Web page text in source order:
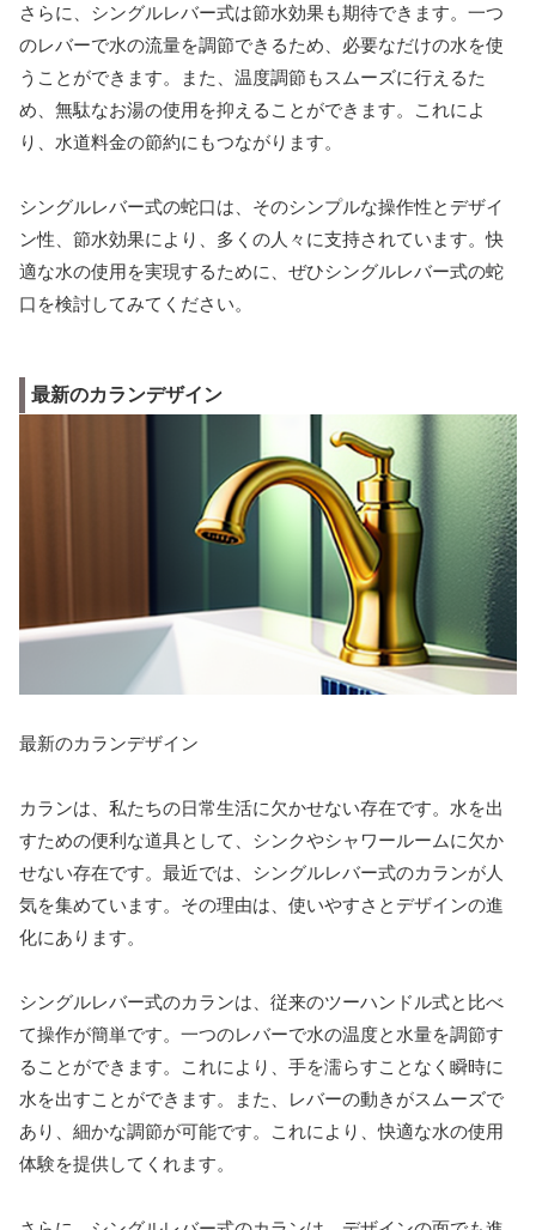
さらに、シングルレバー式は節水効果も期待できます。一つ
のレバーで水の流量を調節できるため、必要なだけの水を使
うことができます。また、温度調節もスムーズに行えるた
め、無駄なお湯の使用を抑えることができます。これによ
り、水道料金の節約にもつながります。
シングルレバー式の蛇口は、そのシンプルな操作性とデザイ
ン性、節水効果により、多くの人々に支持されています。快
適な水の使用を実現するために、ぜひシングルレバー式の蛇
口を検討してみてください。
最新のカランデザイン
最新のカランデザイン
カランは、私たちの日常生活に欠かせない存在です。水を出
すための便利な道具として、シンクやシャワールームに欠か
せない存在です。最近では、シングルレバー式のカランが人
気を集めています。その理由は、使いやすさとデザインの進
化にあります。
シングルレバー式のカランは、従来のツーハンドル式と比べ
て操作が簡単です。一つのレバーで水の温度と水量を調節す
ることができます。これにより、手を濡らすことなく瞬時に
水を出すことができます。また、レバーの動きがスムーズで
あり、細かな調節が可能です。これにより、快適な水の使用
体験を提供してくれます。